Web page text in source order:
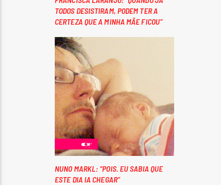
TODOS DESISTIRAM, PODEM TER A
CERTEZA QUE A MINHA MÃE FICOU”
NUNO MARKL: “POIS. EU SABIA QUE
ESTE DIA IA CHEGAR”